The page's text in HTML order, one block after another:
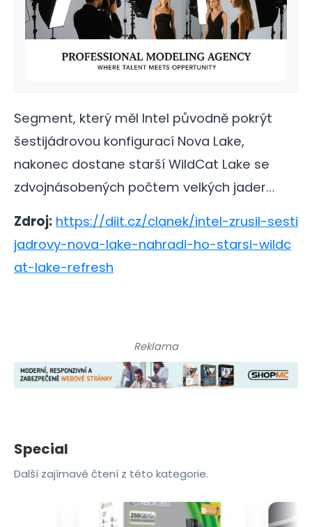
Segment, který měl Intel původně pokrýt
šestijádrovou konfigurací Nova Lake,
nakonec dostane starší WildCat Lake se
zdvojnásobených počtem velkých jader…
Zdroj: https://diit.cz/clanek/intel-zrusil-sesti
jadrovy-nova-lake-nahradi-ho-starsi-wildc
at-lake-refresh
Reklama
Special
Další zajímavé čtení z této kategorie.